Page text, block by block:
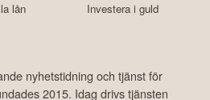
lån
Investera i guld
nyhetstidning och tjänst för
2015. Idag drivs tjänsten